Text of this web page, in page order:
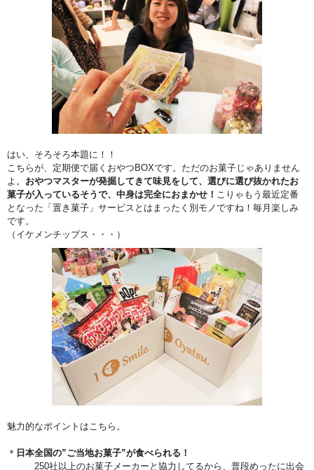
はい、そろそろ本題に！！
こちらが、定期便で届くおやつBOXです。ただのお菓子じゃありません
よ。 おやつマスターが発掘してきて味見をして、選びに選び抜かれたお
菓子が入っているそうで、中身は完全におまかせ！ こりゃもう最近定番
となった「置き菓子」サービスとはまったく別モノですね！毎月楽しみ
です。
（イケメンチップス・・・）
魅力的なポイントはこちら。
＊ 日本全国の”ご当地お菓子”が食べられる！
250社以上のお菓子メーカーと協力してるから、普段めったに出会